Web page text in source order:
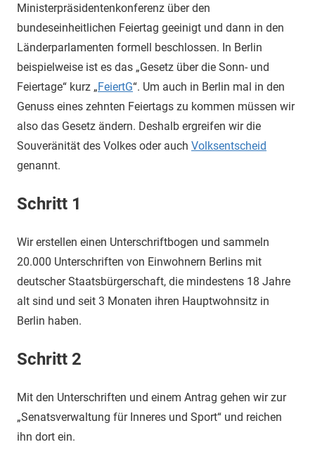
Ministerpräsidentenkonferenz über den
bundeseinheitlichen Feiertag geeinigt und dann in den
Länderparlamenten formell beschlossen. In Berlin
beispielweise ist es das „Gesetz über die Sonn- und
Feiertage“ kurz „FeiertG“. Um auch in Berlin mal in den
Genuss eines zehnten Feiertags zu kommen müssen wir
also das Gesetz ändern. Deshalb ergreifen wir die
Souveränität des Volkes oder auch Volksentscheid
genannt.
Schritt 1
Wir erstellen einen Unterschriftbogen und sammeln
20.000 Unterschriften von Einwohnern Berlins mit
deutscher Staatsbürgerschaft, die mindestens 18 Jahre
alt sind und seit 3 Monaten ihren Hauptwohnsitz in
Berlin haben.
Schritt 2
Mit den Unterschriften und einem Antrag gehen wir zur
„Senatsverwaltung für Inneres und Sport“ und reichen
ihn dort ein.